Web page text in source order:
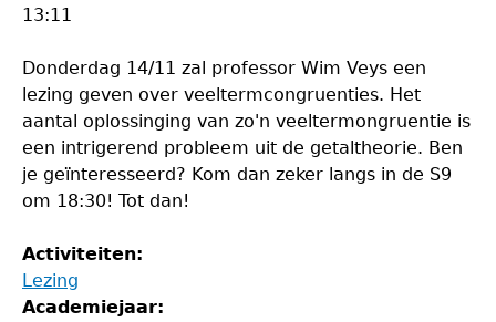
13:11
Donderdag 14/11 zal professor Wim Veys een
lezing geven over veeltermcongruenties. Het
aantal oplossinging van zo'n veeltermongruentie is
een intrigerend probleem uit de getaltheorie. Ben
je geïnteresseerd? Kom dan zeker langs in de S9
om 18:30! Tot dan!
Activiteiten:
Lezing
Academiejaar: